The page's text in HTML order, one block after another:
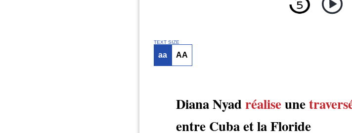
TEXT SIZE
aa AA
Diana Nyadréaliseune
entre Cuba et la Floride